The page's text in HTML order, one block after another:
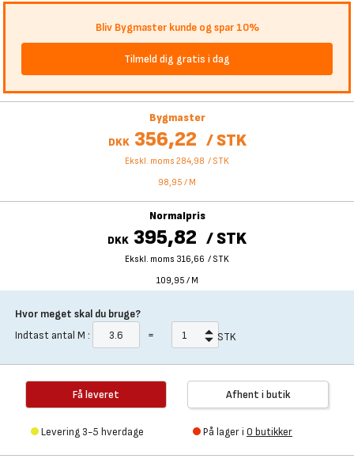
Bliv Bygmaster kunde og spar 10%
Tilmeld dig gratis i dag
Bygmaster
DKK 356,22 / STK
Ekskl. moms 284,98 / STK
98,95 / M
Normalpris
DKK 395,82 /STK
Ekskl. moms 316,66 / STK
109,95 / M
Hvor meget skal du bruge?
Indtast antal M : = STK
Få leveret
Levering 3-5 hverdage
Afhent i butik
På lager i 0 butikker